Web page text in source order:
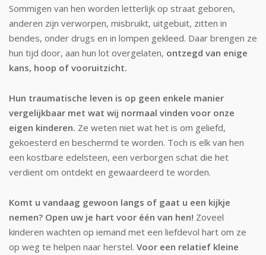
Sommigen van hen worden letterlijk op straat geboren,
anderen zijn verworpen, misbruikt, uitgebuit, zitten in
bendes, onder drugs en in lompen gekleed. Daar brengen ze
hun tijd door, aan hun lot overgelaten, ontzegd van enige
kans, hoop of vooruitzicht.
Hun traumatische leven is op geen enkele manier
vergelijkbaar met wat wij normaal vinden voor onze
eigen kinderen. Ze weten niet wat het is om geliefd,
gekoesterd en beschermd te worden. Toch is elk van hen
een kostbare edelsteen, een verborgen schat die het
verdient om ontdekt en gewaardeerd te worden.
Komt u vandaag gewoon langs of gaat u een kijkje
nemen? Open uw je hart voor één van hen! Zoveel
kinderen wachten op iemand met een liefdevol hart om ze
op weg te helpen naar herstel. Voor een relatief kleine